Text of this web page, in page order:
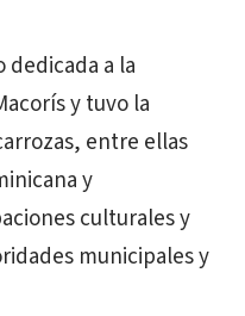
dedicada a la
y tuvo la
entre ellas
y
culturales y
municipales y